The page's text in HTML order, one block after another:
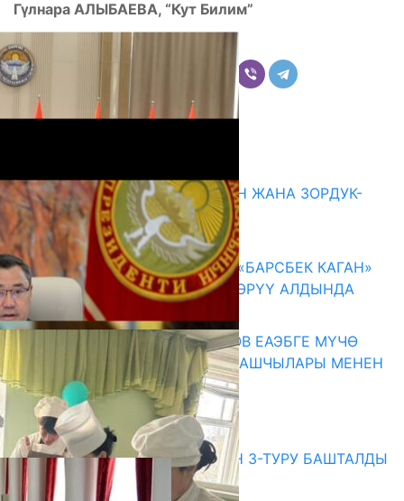
Гүлнара АЛЫБАЕВА, “Кут Билим”
Комментарийлер
ГЕНДЕРДИК БАСМЫРЛООДОН ЖАНА ЗОРДУК-
ЗОМБУЛУКТАН КОРГОО
07.08.2026
КЫРГЫЗ ТАРЫХЫ ТАСМАДА: «БАРСБЕК КАГАН»
КӨРКӨМ ТАСМАСЫ ЖАРЫК КӨРҮҮ АЛДЫНДА
07.08.2026
ПРЕЗИДЕНТ САДЫР ЖАПАРОВ ЕАЭБГЕ МҮЧӨ
МАМЛЕКЕТТЕРДИН ӨКМӨТ БАШЧЫЛАРЫ МЕНЕН
ЖОЛУГУШТУ
07.08.2026
Абитуриент
ЖОЖДОРГО КАБЫЛ АЛУУНУН 3-ТУРУ БАШТАЛДЫ
27.07.2026